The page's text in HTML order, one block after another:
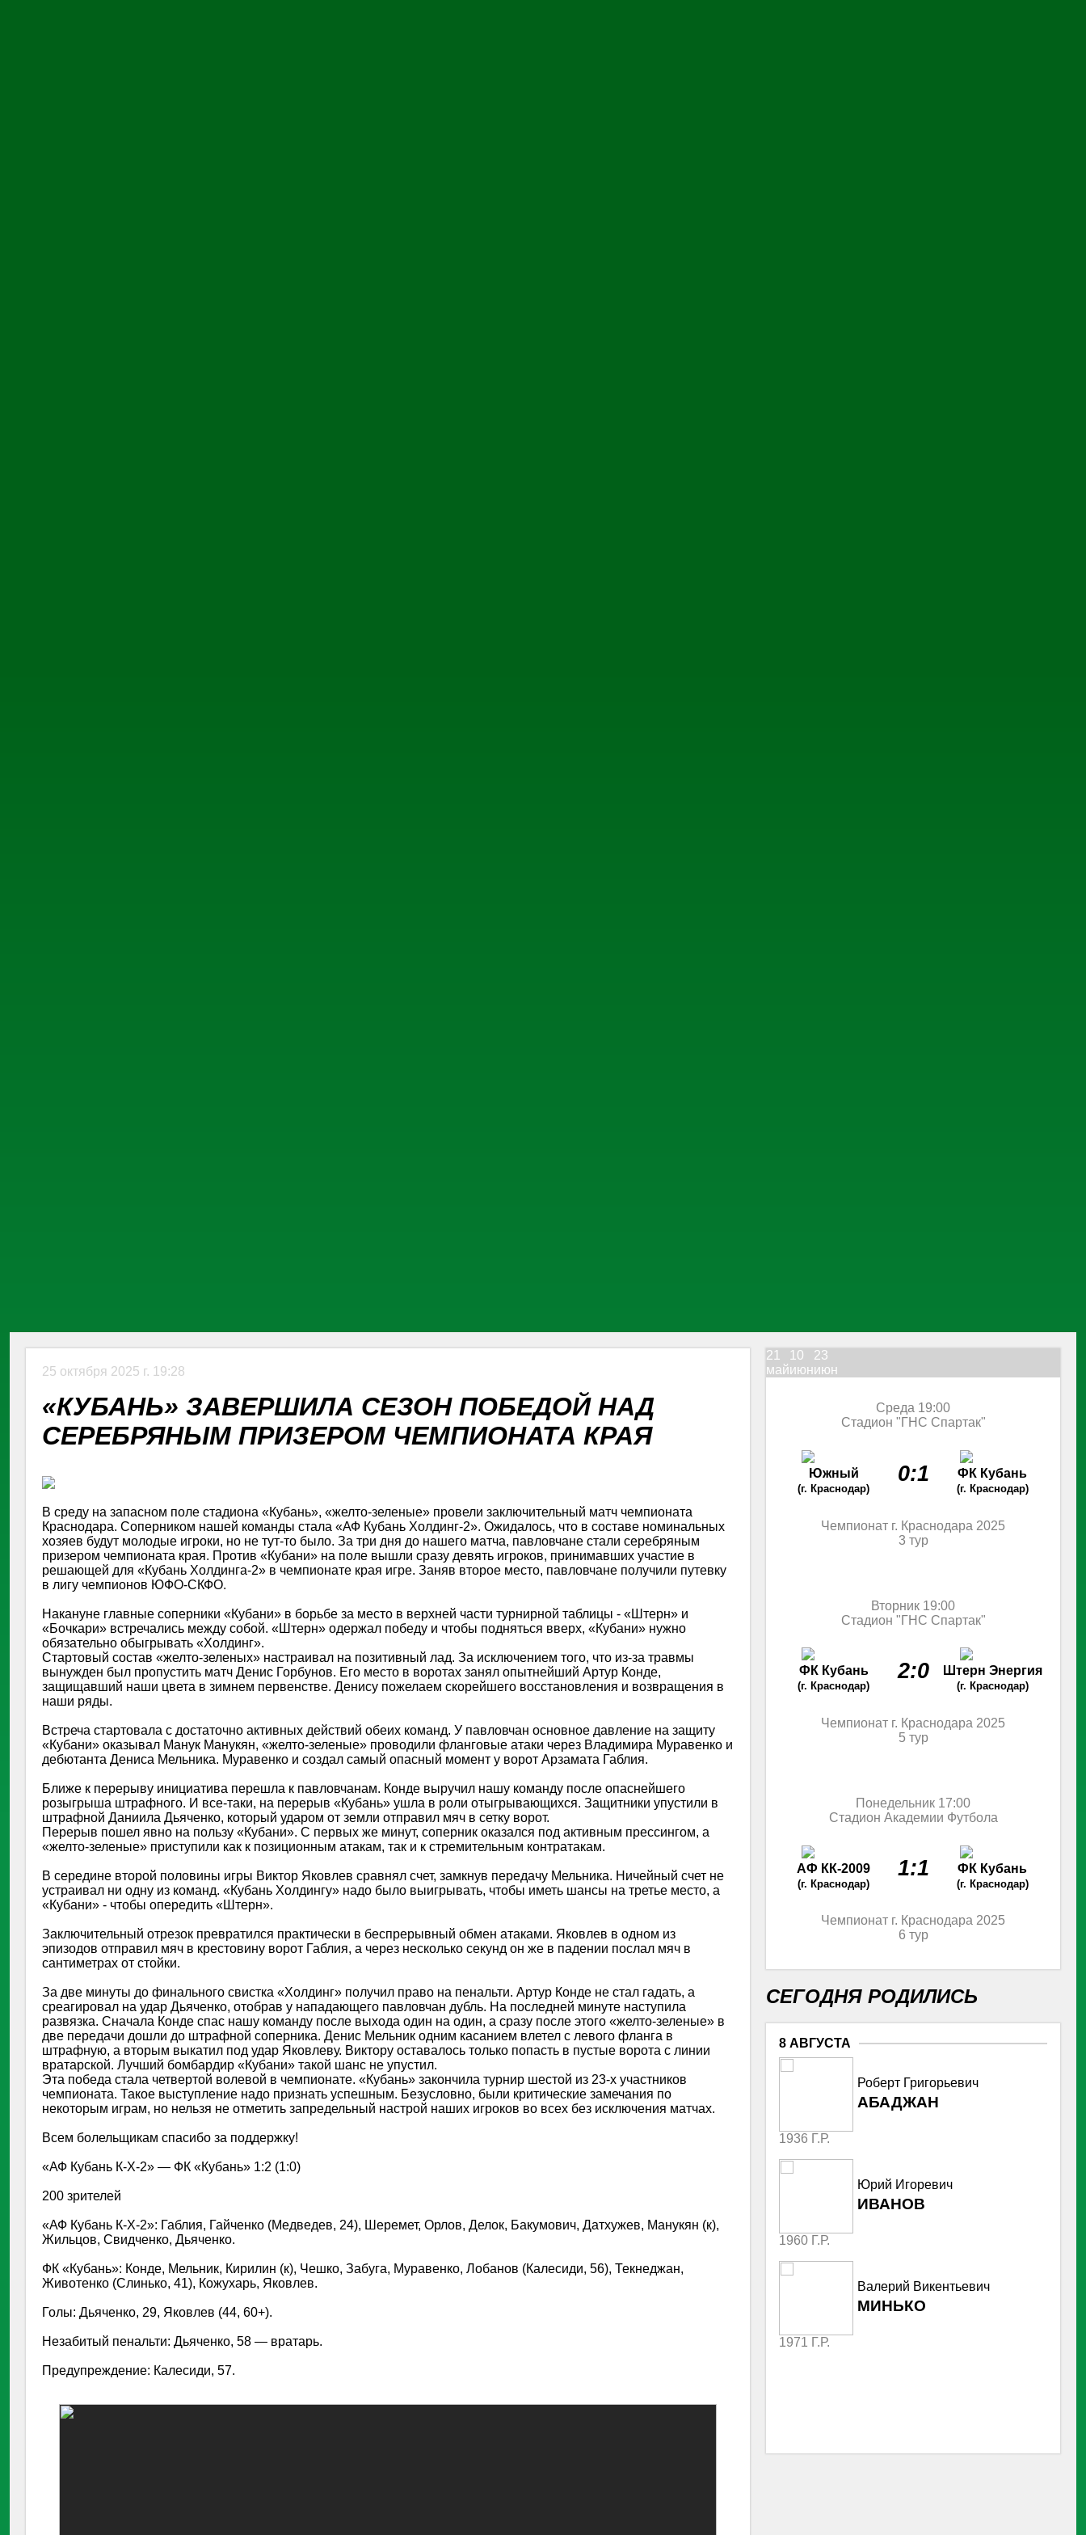
25 октября 2025 г. 19:28
«КУБАНЬ» ЗАВЕРШИЛА СЕЗОН ПОБЕДОЙ НАД
СЕРЕБРЯНЫМ ПРИЗЕРОМ ЧЕМПИОНАТА КРАЯ
В среду на запасном поле стадиона «Кубань», «желто-зеленые» провели заключительный матч чемпионата
Краснодара. Соперником нашей команды стала «АФ Кубань Холдинг-2». Ожидалось, что в составе номинальных
хозяев будут молодые игроки, но не тут-то было. За три дня до нашего матча, павловчане стали серебряным
призером чемпионата края. Против «Кубани» на поле вышли сразу девять игроков, принимавших участие в
решающей для «Кубань Холдинга-2» в чемпионате края игре. Заняв второе место, павловчане получили путевку
в лигу чемпионов ЮФО-СКФО.
Накануне главные соперники «Кубани» в борьбе за место в верхней части турнирной таблицы - «Штерн» и
«Бочкари» встречались между собой. «Штерн» одержал победу и чтобы подняться вверх, «Кубани» нужно
обязательно обыгрывать «Холдинг».
Стартовый состав «желто-зеленых» настраивал на позитивный лад. За исключением того, что из-за травмы
вынужден был пропустить матч Денис Горбунов. Его место в воротах занял опытнейший Артур Конде,
защищавший наши цвета в зимнем первенстве. Денису пожелаем скорейшего восстановления и возвращения в
наши ряды.
Встреча стартовала с достаточно активных действий обеих команд. У павловчан основное давление на защиту
«Кубани» оказывал Манук Манукян, «желто-зеленые» проводили фланговые атаки через Владимира Муравенко и
дебютанта Дениса Мельника. Муравенко и создал самый опасный момент у ворот Арзамата Габлия.
Ближе к перерыву инициатива перешла к павловчанам. Конде выручил нашу команду после опаснейшего
розыгрыша штрафного. И все-таки, на перерыв «Кубань» ушла в роли отыгрывающихся. Защитники упустили в
штрафной Даниила Дьяченко, который ударом от земли отправил мяч в сетку ворот.
Перерыв пошел явно на пользу «Кубани». С первых же минут, соперник оказался под активным прессингом, а
«желто-зеленые» приступили как к позиционным атакам, так и к стремительным контратакам.
В середине второй половины игры Виктор Яковлев сравнял счет, замкнув передачу Мельника. Ничейный счет не
устраивал ни одну из команд. «Кубань Холдингу» надо было выигрывать, чтобы иметь шансы на третье место, а
«Кубани» - чтобы опередить «Штерн».
Заключительный отрезок превратился практически в беспрерывный обмен атаками. Яковлев в одном из
эпизодов отправил мяч в крестовину ворот Габлия, а через несколько секунд он же в падении послал мяч в
сантиметрах от стойки.
За две минуты до финального свистка «Холдинг» получил право на пенальти. Артур Конде не стал гадать, а
среагировал на удар Дьяченко, отобрав у нападающего павловчан дубль. На последней минуте наступила
развязка. Сначала Конде спас нашу команду после выхода один на один, а сразу после этого «желто-зеленые» в
две передачи дошли до штрафной соперника. Денис Мельник одним касанием влетел с левого фланга в
штрафную, а вторым выкатил под удар Яковлеву. Виктору оставалось только попасть в пустые ворота с линии
вратарской. Лучший бомбардир «Кубани» такой шанс не упустил.
Эта победа стала четвертой волевой в чемпионате. «Кубань» закончила турнир шестой из 23-х участников
чемпионата. Такое выступление надо признать успешным. Безусловно, были критические замечания по
некоторым играм, но нельзя не отметить запредельный настрой наших игроков во всех без исключения матчах.
Всем болельщикам спасибо за поддержку!
«АФ Кубань К-Х-2» — ФК «Кубань» 1:2 (1:0)
200 зрителей
«АФ Кубань К-Х-2»: Габлия, Гайченко (Медведев, 24), Шеремет, Орлов, Делок, Бакумович, Датхужев, Манукян (к),
Жильцов, Свидченко, Дьяченко.
ФК «Кубань»: Конде, Мельник, Кирилин (к), Чешко, Забуга, Муравенко, Лобанов (Калесиди, 56), Текнеджан,
Животенко (Слинько, 41), Кожухарь, Яковлев.
Голы: Дьяченко, 29, Яковлев (44, 60+).
Незабитый пенальти: Дьяченко, 58 — вратарь.
Предупреждение: Калесиди, 57.
21
май
10
июн
23
июн
Среда 19:00
Стадион "ГНС Спартак"
Южный
(г. Краснодар)
0:1 ФК Кубань
(г. Краснодар)
Чемпионат г. Краснодара 2025
3 тур
Вторник 19:00
Стадион "ГНС Спартак"
ФК Кубань
(г. Краснодар)
2:0 Штерн Энергия
(г. Краснодар)
Чемпионат г. Краснодара 2025
5 тур
Понедельник 17:00
Стадион Академии Футбола
АФ КК-2009
(г. Краснодар)
1:1 ФК Кубань
(г. Краснодар)
Чемпионат г. Краснодара 2025
6 тур
СЕГОДНЯ РОДИЛИСЬ
8 АВГУСТА
Роберт Григорьевич
АБАДЖАН
1936 Г.Р.
Юрий Игоревич
ИВАНОВ
1960 Г.Р.
Валерий Викентьевич
МИНЬКО
1971 Г.Р.